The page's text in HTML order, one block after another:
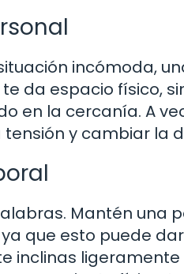
incómoda,
da espacio físico,
en la cercanía. A
y cambiar la
Mantén una
que esto puede
inclinas